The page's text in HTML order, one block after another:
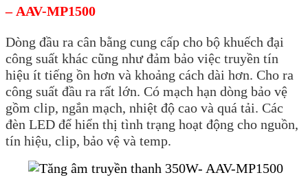
– AAV-MP1500
Dòng đầu ra cân bằng cung cấp cho bộ khuếch đại
công suất khác cũng như đảm bảo việc truyền tín
hiệu ít tiếng ồn hơn và khoảng cách dài hơn. Cho ra
công suất đầu ra rất lớn. Có mạch hạn dòng bảo vệ
gồm clip, ngắn mạch, nhiệt độ cao và quá tải. Các
đèn LED để hiển thị tình trạng hoạt động cho nguồn,
tín hiệu, clip, bảo vệ và temp.